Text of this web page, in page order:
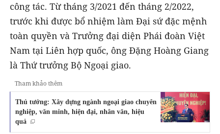
công tác. Từ tháng 3/2021 đến tháng 2/2022,
trước khi được bổ nhiệm làm Đại sứ đặc mệnh
toàn quyền và Trưởng đại diện Phái đoàn Việt
Nam tại Liên hợp quốc, ông Đặng Hoàng Giang
là Thứ trưởng Bộ Ngoại giao.
Tham khảo thêm
Thủ tướng: Xây dựng ngành ngoại giao chuyên
nghiệp, văn minh, hiện đại, nhân văn, hiệu
quả